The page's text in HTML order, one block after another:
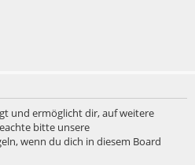
und ermöglicht dir, auf weitere
bitte unsere
wenn du dich in diesem Board